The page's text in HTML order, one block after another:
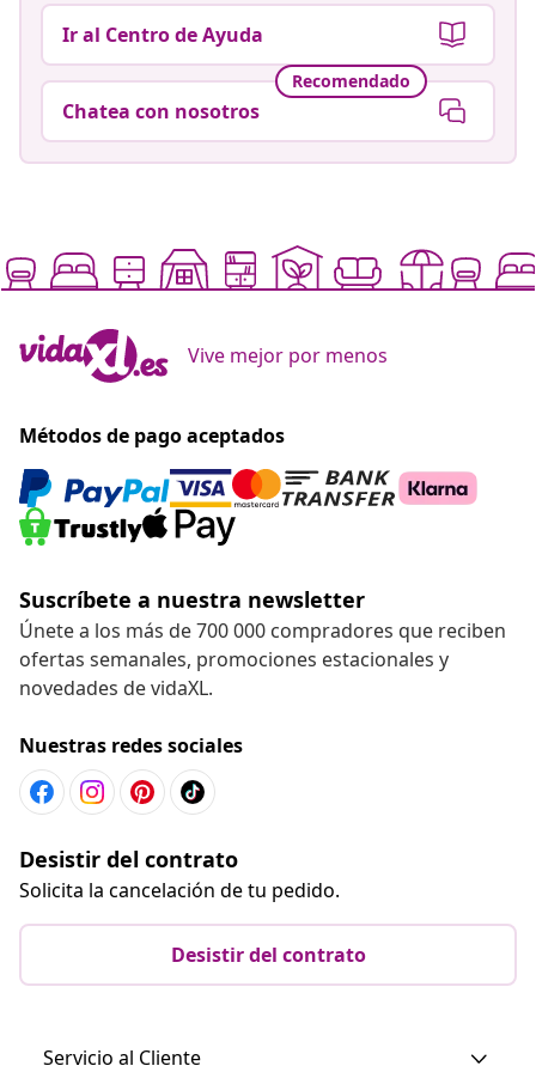
Ir al Centro de Ayuda
Recomendado
Chatea con nosotros
Vive mejor por menos
Métodos de pago aceptados
Suscríbete a nuestra newsletter
Únete a los más de 700 000 compradores que reciben
ofertas semanales, promociones estacionales y
novedades de vidaXL.
Nuestras redes sociales
Desistir del contrato
Solicita la cancelación de tu pedido.
Desistir del contrato
Servicio al Cliente